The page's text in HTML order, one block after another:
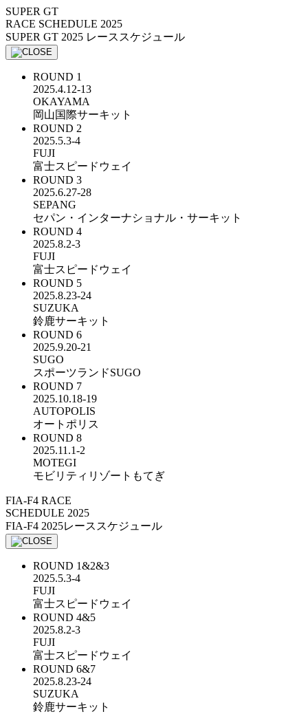
SUPER GT
RACE SCHEDULE 2025
SUPER GT 2025 レーススケジュール
ROUND 1
2025.4.12-13
OKAYAMA
岡山国際サーキット
ROUND 2
2025.5.3-4
FUJI
富士スピードウェイ
ROUND 3
2025.6.27-28
SEPANG
セパン・インターナショナル・サーキット
ROUND 4
2025.8.2-3
FUJI
富士スピードウェイ
ROUND 5
2025.8.23-24
SUZUKA
鈴鹿サーキット
ROUND 6
2025.9.20-21
SUGO
スポーツランドSUGO
ROUND 7
2025.10.18-19
AUTOPOLIS
オートポリス
ROUND 8
2025.11.1-2
MOTEGI
モビリティリゾートもてぎ
FIA-F4 RACE
SCHEDULE 2025
FIA-F4 2025レーススケジュール
ROUND 1&2&3
2025.5.3-4
FUJI
富士スピードウェイ
ROUND 4&5
2025.8.2-3
FUJI
富士スピードウェイ
ROUND 6&7
2025.8.23-24
SUZUKA
鈴鹿サーキット